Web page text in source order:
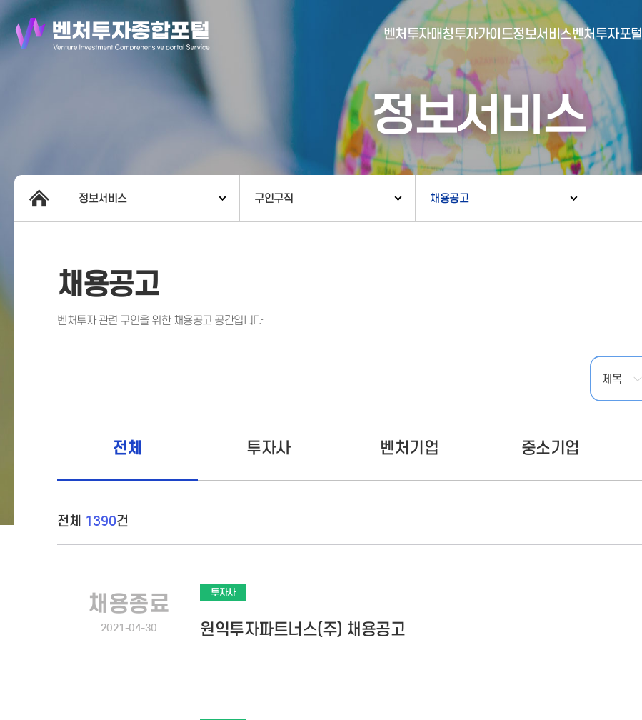
벤처투자매칭
- 통합공시
- 벤처투자회사 전자공시
- 벤처투자마트란?
투자가이드정보서비스
- 대시보드
- 투자실적
- 민간벤처통계
- 통계/연구 보고서
벤처투자포털
- 포털소개
- BI소개
정보서비스
정보서비스 구인구직 채용공고
채용공고
벤처투자 관련 구인을 위한 채용공고 공간입니다.
전체 투자사 벤처기업 중소기업
전체 1390건
채용종료
2021-04-30
투자사
원익투자파트너스(주) 채용공고